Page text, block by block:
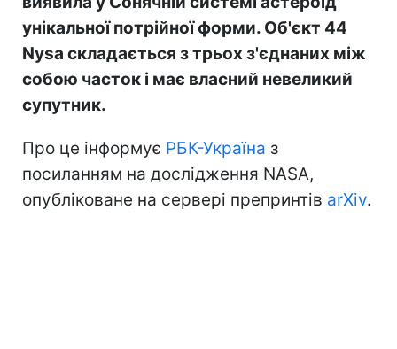
унікальної потрійної форми. Об'єкт 44
Nysa складається з трьох з'єднаних між
собою часток і має власний невеликий
супутник.
Про це інформує РБК-Україна з
посиланням на дослідження NASA,
опубліковане на сервері препринтів arXiv.